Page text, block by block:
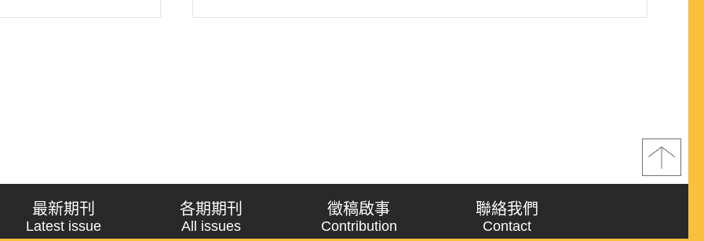
最新期刊
Latest issue
各期期刊
All issues
徵稿啟事
Contribution
聯絡我們
Contact